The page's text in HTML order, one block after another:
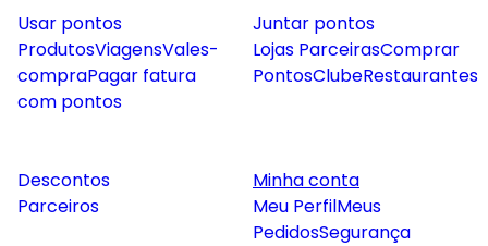
Usar pontos
ProdutosViagensVales-
compraPagar fatura
com pontos
Juntar pontos
Lojas ParceirasComprar
PontosClubeRestaurantes
Descontos
Parceiros
Minha conta
Meu PerfilMeus
PedidosSegurança